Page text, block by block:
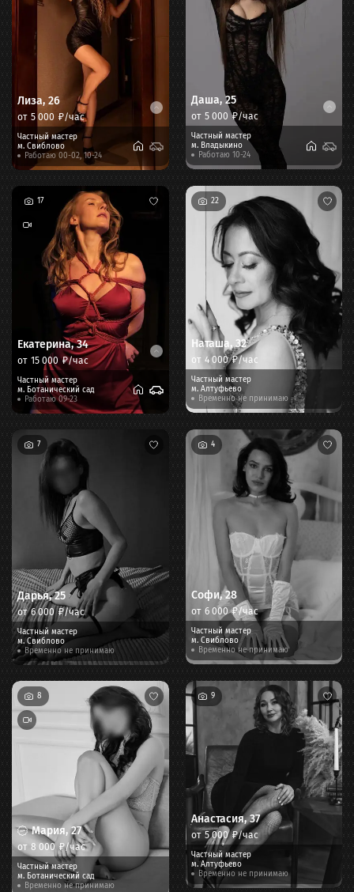
Лиза, 26
от 5 000 ₽/час
Частный мастер
м. Свиблово
Работаю 00-02, 10-24
Даша, 25
от 5 000 ₽/час
Частный мастер
м. Владыкино
Работаю 10-24
Екатерина,34
от 15 000₽/час
Частный мастер
м. Ботанический сад
Работаю 09-23
17
Наташа,32
от 4 000₽/час
Частный мастер
м. Алтуфьево
Временно не принимаю
22
Дарья,25
от6 000 ₽/час
Частный мастер
м. Свиблово
Временно не принимаю
7
Софи,28
от 6 000₽/час
Частный мастер
м. Свиблово
Временно не принимаю
4
Мария,27
от 8 000₽/час
Частный мастер
м. Ботанический сад
Временно не принимаю
8
Анастасия,37
от 5 000₽/час
Частный мастер
м. Алтуфьево
Временно не принимаю
9